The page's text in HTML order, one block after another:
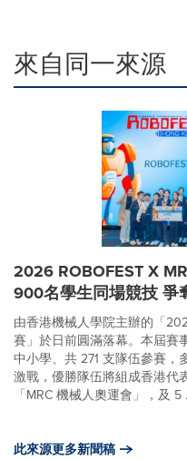
來自同一來源
2026 ROBOFEST X
900名學生同場競技 爭
由香港機械人學院主辦的「
賽」於日前圓滿落幕。本屆賽
中小學、共 271 支隊伍參賽
激戰，優勝隊伍將組成香港代
「MRC 機械人奧運會」，及 5
此來源更多新聞稿